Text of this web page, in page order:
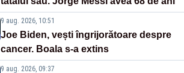
9 aug. 2026, 10:51
Joe Biden, vești îngrijorătoare despre
cancer. Boala s-a extins
9 aug. 2026, 09:37